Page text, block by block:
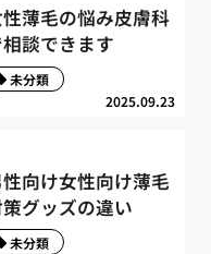
薄毛の悩み皮膚科
談できます
2025.09.23
未分類
向け女性向け薄毛
グッズの違い
未分類